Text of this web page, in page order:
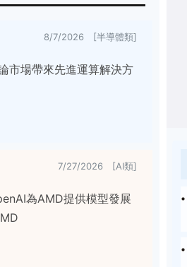
8/7/2026 [半導體類]
市場帶來先進運算解決方
7/27/2026 [AI類]
為AMD提供模型發展